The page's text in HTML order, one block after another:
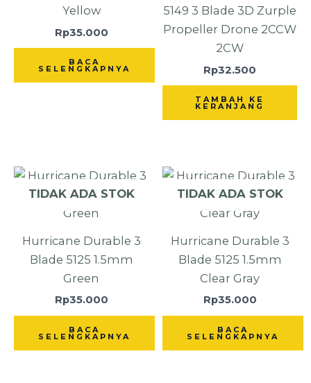
Yellow
Rp35.000
BACA
SELENGKAPNYA
5149 3 Blade 3D Zurple
Propeller Drone 2CCW
2CW
Rp32.500
TAMBAH KE
KERANJANG
TIDAK ADA STOK
Hurricane Durable 3
Blade 5125 1.5mm
Green
Rp35.000
BACA
SELENGKAPNYA
TIDAK ADA STOK
Hurricane Durable 3
Blade 5125 1.5mm
Clear Gray
Rp35.000
BACA
SELENGKAPNYA